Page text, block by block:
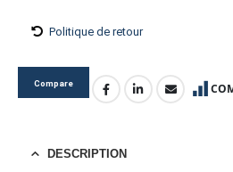
Politique de retour
Compare
DESCRIPTION